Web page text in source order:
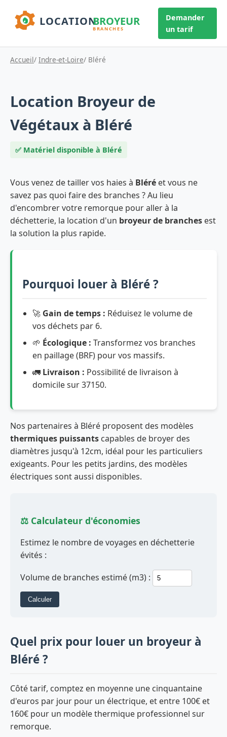
Demander
un tarif
Accueil/ Indre-et-Loire/ Bléré
Location Broyeur de
Végétaux à Bléré
✅ Matériel disponible à Bléré
Vous venez de tailler vos haies à Bléré et vous ne
savez pas quoi faire des branches ? Au lieu
d'encombrer votre remorque pour aller à la
déchetterie, la location d'un broyeur de branches est
la solution la plus rapide.
Pourquoi louer à Bléré ?
🚀 Gain de temps : Réduisez le volume de
vos déchets par 6.
🌱 Écologique : Transformez vos branches
en paillage (BRF) pour vos massifs.
🚛 Livraison : Possibilité de livraison à
domicile sur 37150.
Nos partenaires à Bléré proposent des modèles
thermiques puissants capables de broyer des
diamètres jusqu'à 12cm, idéal pour les particuliers
exigeants. Pour les petits jardins, des modèles
électriques sont aussi disponibles.
⚖️ Calculateur d'économies
Estimez le nombre de voyages en déchetterie
évités :
Volume de branches estimé (m3) :
Calculer
Quel prix pour louer un broyeur à
Bléré ?
Côté tarif, comptez en moyenne une cinquantaine
d'euros par jour pour un électrique, et entre 100€ et
160€ pour un modèle thermique professionnel sur
remorque.